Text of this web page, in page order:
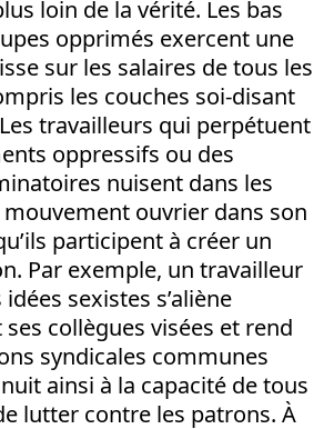
loin de la vérité. Les bas
opprimés exercent une
sur les salaires de tous les
les couches soi-disant
travailleurs qui perpétuent
oppressifs ou des
nuisent dans les
mouvement ouvrier dans son
participent à créer un
Par exemple, un travailleur
sexistes s’aliène
collègues visées et rend
syndicales communes
ainsi à la capacité de tous
lutter contre les patrons. À